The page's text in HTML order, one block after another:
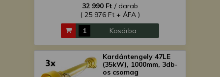
32 990 Ft / darab
( 25 976 Ft + ÁFA )
Kosárba
Kardántengely 47LE
(35kW), 1000mm, 3db-
os csomag